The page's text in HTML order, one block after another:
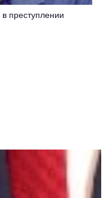
преступлении